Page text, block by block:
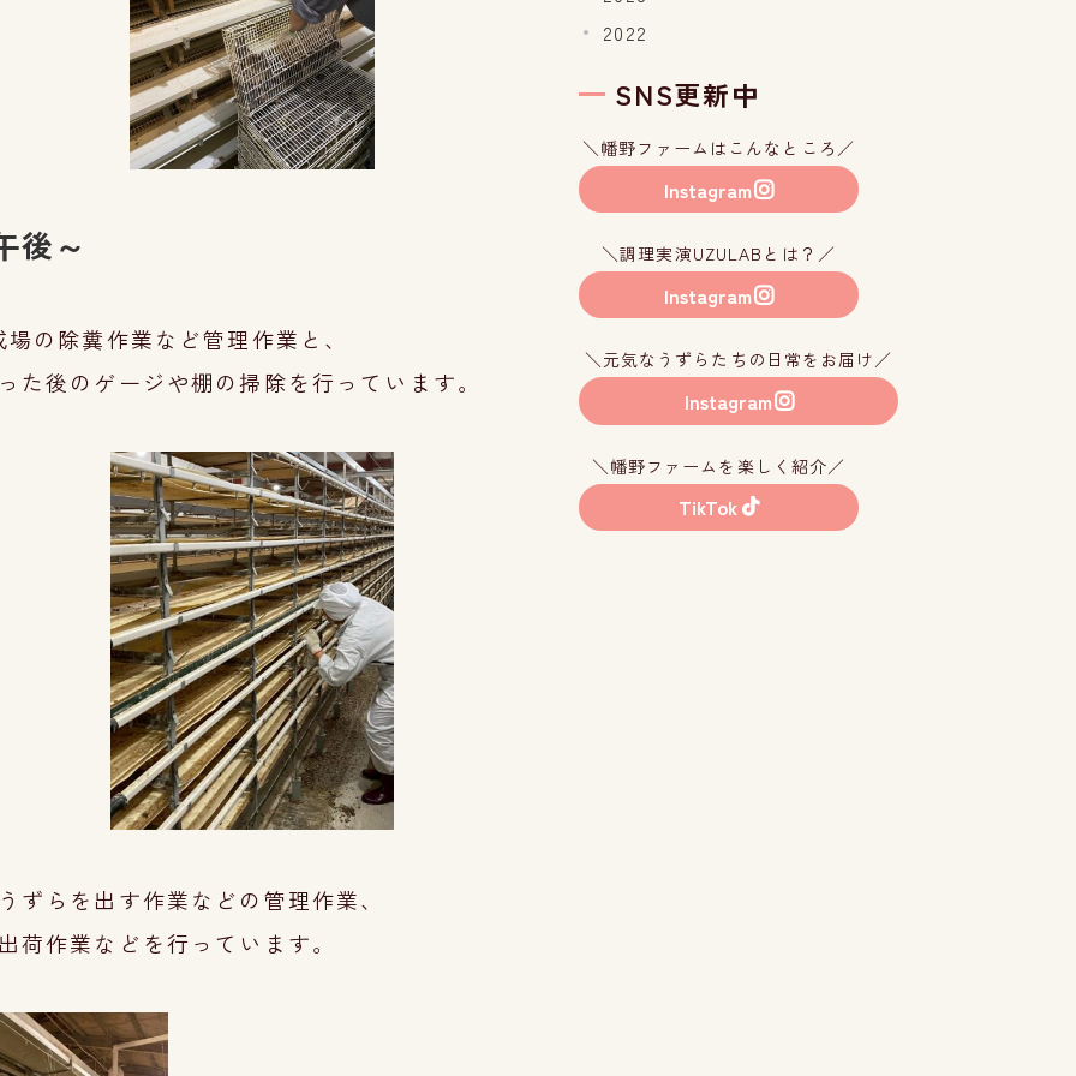
後～
の除糞作業など管理作業と、
た後のゲージや棚の掃除を行って います。
ずらを出す作業などの管理作業、
荷作業など を行っています。
2022
SNS更新中
＼幡野ファームはこんなところ／
Instagram
＼調理実演UZULABとは？／
Instagram
＼元気なうずらたちの日常をお届け／
Instagram
＼幡野ファームを楽しく紹介／
TikTok